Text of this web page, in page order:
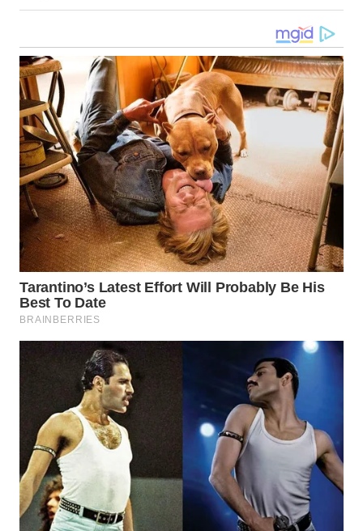
SULSEL
WN
GORONTALO
WN
SULUT
WN
MALUKU
WN
MALUT
WN
DAIRI
WN
NIAS
WN
LANGKAT